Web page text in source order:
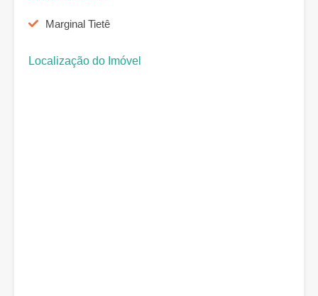
Marginal Tietê
Localização do Imóvel